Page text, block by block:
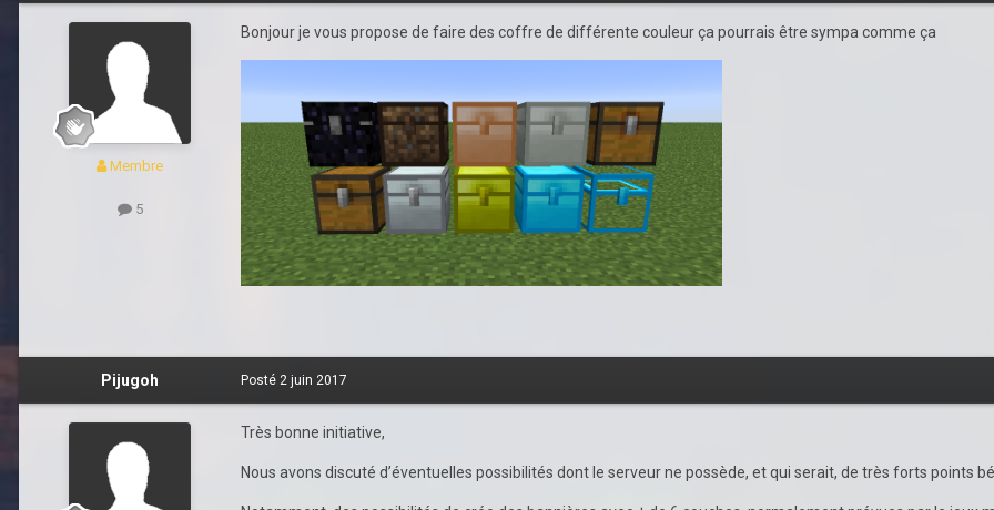
Membre
5
Bonjour je vous propose de faire des coffre de différente couleur ça pourrais être sympa comme ça
Pijugoh Posté 2 juin 2017
Très bonne initiative,
Nous avons discuté d’éventuelles possibilités dont le serveur ne possède, et qui serait, de très forts points